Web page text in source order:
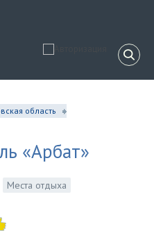
область
«Арбат»
Места отдыха